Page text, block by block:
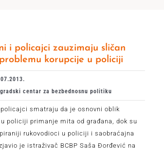
i policajci zauzimaju sličan
korupcije u policiji
centar za bezbednosnu politiku
policajci smatraju da je osnovni oblik
policiji primanje mita od građana, dok su
rukovodioci u policiji i saobraćajna
je istraživač BCBP Saša Đorđević na